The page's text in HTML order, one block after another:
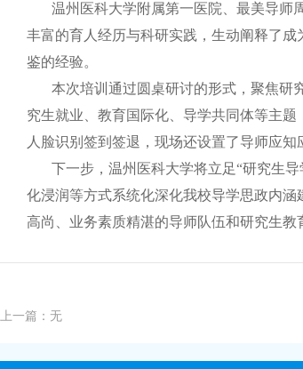
温州医科大学附属第一医院、最美导师
丰富的育人经历与科研实践，生动阐释了
鉴的经验。
本次培训通过圆桌研讨的形式，聚焦研
究生就业、教育国际化、导学共同体等主
人脸识别签到签退，现场还设置了导师应知
下一步，温州医科大学将立足“研究生
化浸润等方式系统化深化我校导学思政内
高尚、业务素质精湛的导师队伍和研究生教
上一篇：无